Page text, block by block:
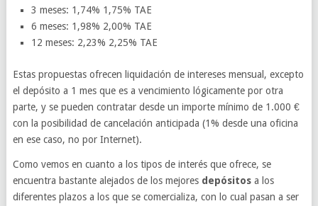
3 meses: 1,74% 1,75% TAE
6 meses: 1,98% 2,00% TAE
12 meses: 2,23% 2,25% TAE
Estas propuestas ofrecen liquidación de intereses mensual, excepto
el depósito a 1 mes que es a vencimiento lógicamente por otra
parte, y se pueden contratar desde un importe mínimo de 1.000 €
con la posibilidad de cancelación anticipada (1% desde una oficina
en ese caso, no por Internet).
Como vemos en cuanto a los tipos de interés que ofrece, se
encuentra bastante alejados de los mejores depósitosa los
diferentes plazos a los que se comercializa, con lo cual pasan a ser